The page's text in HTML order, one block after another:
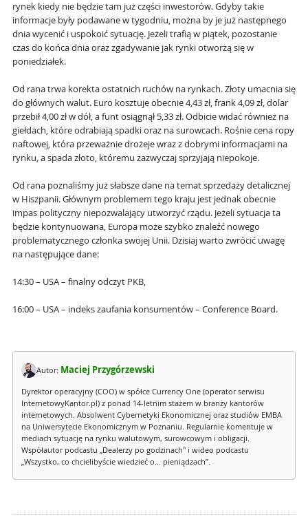
rynek kiedy nie będzie tam już części inwestorów. Gdyby takie
informacje były podawane w tygodniu, można by je już następnego
dnia wycenić i uspokoić sytuację. Jeżeli trafią w piątek, pozostanie
czas do końca dnia oraz zgadywanie jak rynki otworzą się w
poniedziałek.
Od rana trwa korekta ostatnich ruchów na rynkach. Złoty umacnia się
do głównych walut. Euro kosztuje obecnie 4,43 zł, frank 4,09 zł, dolar
przebił 4,00 zł w dół, a funt osiągnął 5,33 zł. Odbicie widać również na
giełdach, które odrabiają spadki oraz na surowcach. Rośnie cena ropy
naftowej, która przeważnie drożeje wraz z dobrymi informacjami na
rynku, a spada złoto, któremu zazwyczaj sprzyjają niepokoje.
Od rana poznaliśmy już słabsze dane na temat sprzedaży detalicznej
w Hiszpanii. Głównym problemem tego kraju jest jednak obecnie
impas polityczny niepozwalający utworzyć rządu. Jeżeli sytuacja ta
będzie kontynuowana, Europa może szybko znaleźć nowego
problematycznego członka swojej Unii. Dzisiaj warto zwrócić uwagę
na następujące dane:
14:30 – USA – finalny odczyt PKB,
16:00 – USA – indeks zaufania konsumentów – Conference Board.
Autor: Maciej Przygórzewski
Dyrektor operacyjny (COO) w spółce Currency One (operator serwisu
InternetowyKantor.pl) z ponad 14-letnim stażem w branży kantorów
internetowych. Absolwent Cybernetyki Ekonomicznej oraz studiów EMBA
na Uniwersytecie Ekonomicznym w Poznaniu. Regularnie komentuje w
mediach sytuację na rynku walutowym, surowcowym i obligacji.
Współautor podcastu „Dealerzy po godzinach" i wideo podcastu
„Wszystko, co chcielibyście wiedzieć o... pieniądzach”.